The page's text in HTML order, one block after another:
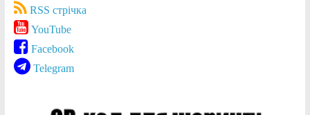
RSS стрічка
YouTube
Facebook
Telegram